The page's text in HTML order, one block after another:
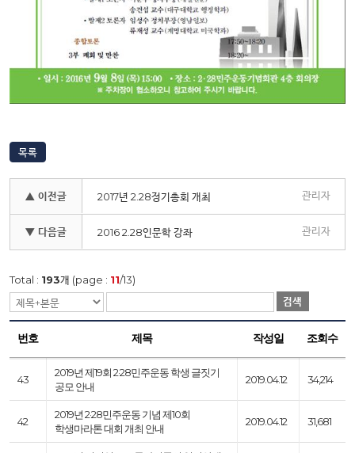
목록
▲ 이전글 2017년 2.28정기총회 개최 관리자
▼ 다음글 2016 2.28인문학 강좌 관리자
Total : 193개 (page : 11/13)
검색
번호 제목 작성일 조회수
43
2019년 제19회 2·28민주운동 학생 글짓기
공모 안내
2019.04.12 34,214
42
2019년 2·28민주운동 기념 제10회
학생마라톤 대회 개최 안내
2019.04.12 31,681